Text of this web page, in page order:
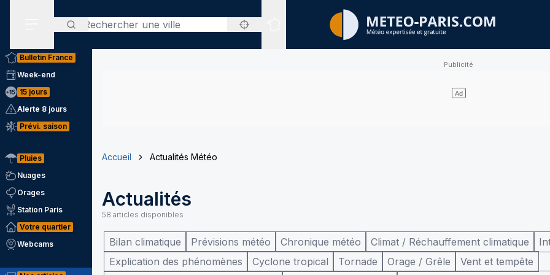
Rechercher
Sites expertisés
Bulletin France
Week-end
15 jours
Alerte 8 jours
Prévi. saison
Pluies
Nuages
Orages
Station Paris
Votre quartier
Webcams
Accueil Actualités Météo
Actualités
58 articles disponibles
Bilan climatique Prévisions météo Chronique météo Climat / Réchauffement climatique
Explication des phénomènes
Cyclone tropical Tornade Orage / Grêle
Vent et tempête